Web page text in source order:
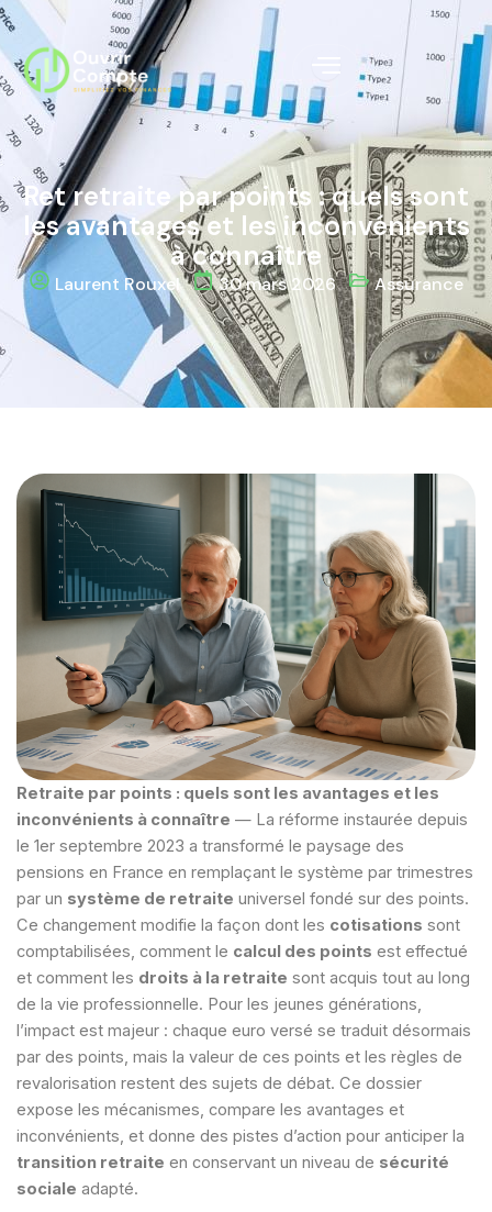
Ret retraite par points : quels sont
les avantages et les inconvénients
à connaître
Laurent Rouxel 30 mars 2026 Assurance
Retraite par points : quels sont les avantages et les
inconvénients à connaître — La réforme instaurée depuis
le 1er septembre 2023 a transformé le paysage des
pensions en France en remplaçant le système par trimestres
par un système de retraite universel fondé sur des points.
Ce changement modifie la façon dont les cotisations sont
comptabilisées, comment le calcul des points est effectué
et comment les droits à la retraite sont acquis tout au long
de la vie professionnelle. Pour les jeunes générations,
l’impact est majeur : chaque euro versé se traduit désormais
par des points, mais la valeur de ces points et les règles de
revalorisation restent des sujets de débat. Ce dossier
expose les mécanismes, compare les avantages et
inconvénients, et donne des pistes d’action pour anticiper la
transition retraite en conservant un niveau de sécurité
sociale adapté.